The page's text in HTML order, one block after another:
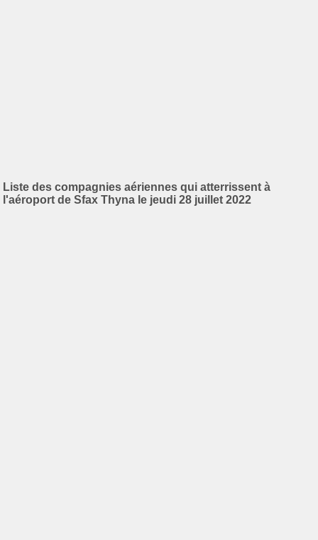
Liste des compagnies aériennes qui atterrissent à
l'aéroport de Sfax Thyna le jeudi 28 juillet 2022